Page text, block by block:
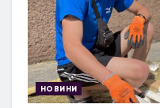
НОВИНИ